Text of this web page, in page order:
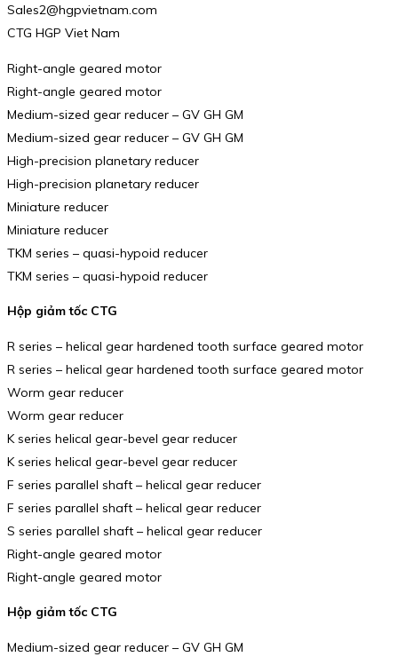
Sales2@hgpvietnam.com
CTG HGP Viet Nam
Right-angle geared motor
Right-angle geared motor
Medium-sized gear reducer – GV GH GM
Medium-sized gear reducer – GV GH GM
High-precision planetary reducer
High-precision planetary reducer
Miniature reducer
Miniature reducer
TKM series – quasi-hypoid reducer
TKM series – quasi-hypoid reducer
Hộp giảm tốc CTG
R series – helical gear hardened tooth surface geared motor
R series – helical gear hardened tooth surface geared motor
Worm gear reducer
Worm gear reducer
K series helical gear-bevel gear reducer
K series helical gear-bevel gear reducer
F series parallel shaft – helical gear reducer
F series parallel shaft – helical gear reducer
S series parallel shaft – helical gear reducer
Right-angle geared motor
Right-angle geared motor
Hộp giảm tốc CTG
Medium-sized gear reducer – GV GH GM